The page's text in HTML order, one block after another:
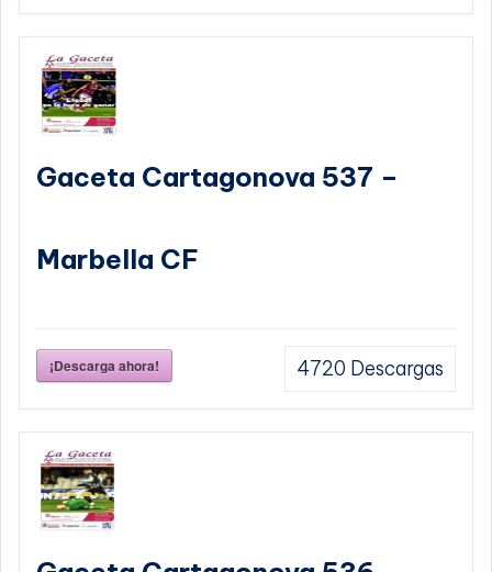
Gaceta Cartagonova 537 –
Marbella CF
¡Descarga ahora! 4720 Descargas